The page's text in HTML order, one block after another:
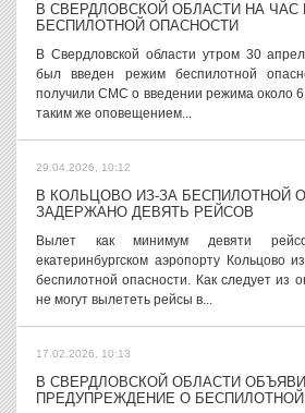
В СВЕРДЛОВСКОЙ ОБЛАСТИ НА
БЕСПИЛОТНОЙ ОПАСНОСТИ
В Свердловской области утром 30
был введен режим беспилотной
получили СМС о введении режима около 6
таким же оповещением...
29.04.2026, 10:12
В КОЛЬЦОВО ИЗ-ЗА БЕСПИЛОТНОЙ
ЗАДЕРЖАНО ДЕВЯТЬ РЕЙСОВ
Вылет как минимум девяти
екатеринбургском аэропорту Кольцово
беспилотной опасности. Как следует из
не могут вылететь рейсы в...
17.02.2026, 10:13
В СВЕРДЛОВСКОЙ ОБЛАСТИ
ПРЕДУПРЕЖДЕНИЕ О